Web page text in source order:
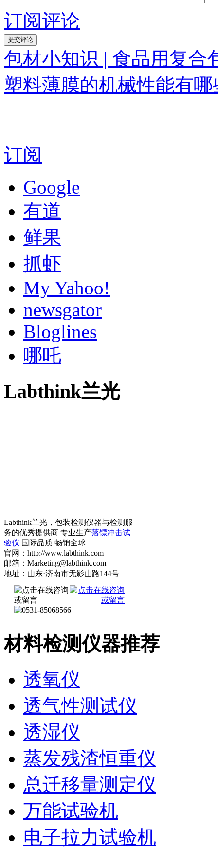
订阅评论
包材小知识 | 食品用复合
塑料薄膜的机械性能有哪
订阅
Google
有道
鲜果
抓虾
My Yahoo!
newsgator
Bloglines
哪吒
Labthink兰光
Labthink兰光，包装检测仪器与检测服
务的优秀提供商 专业生产落镖冲击试
验仪 国际品质 畅销全球
官网：http://www.labthink.com
邮箱：Marketing@labthink.com
地址：山东·济南市无影山路144号
材料检测仪器推荐
透氧仪
透气性测试仪
透湿仪
蒸发残渣恒重仪
总迁移量测定仪
万能试验机
电子拉力试验机